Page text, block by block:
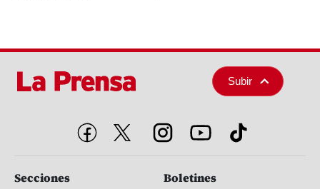
Subir
Secciones Boletines